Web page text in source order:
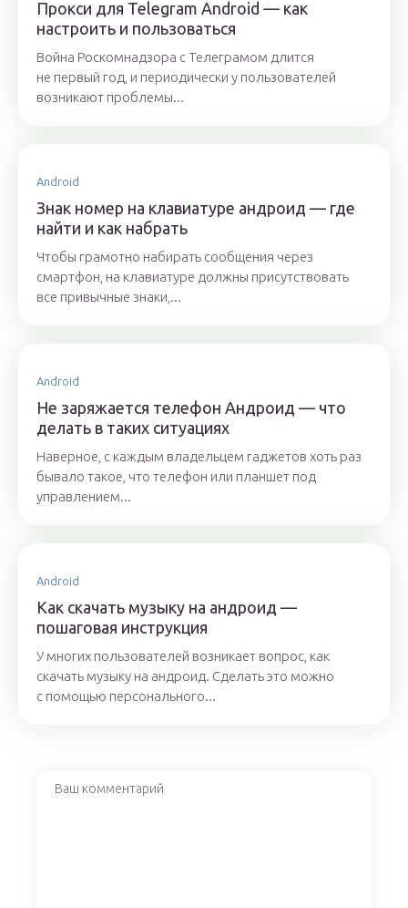
Прокси для Telegram Android — как
настроить и пользоваться
Война Роскомнадзора с Телеграмом длится
не первый год, и периодически у пользователей
возникают проблемы...
Android
Знак номер на клавиатуре андроид — где
найти и как набрать
Чтобы грамотно набирать сообщения через
смартфон, на клавиатуре должны присутствовать
все привычные знаки,...
Android
Не заряжается телефон Андроид — что
делать в таких ситуациях
Наверное, с каждым владельцем гаджетов хоть раз
бывало такое, что телефон или планшет под
управлением...
Android
Как скачать музыку на андроид —
пошаговая инструкция
У многих пользователей возникает вопрос, как
скачать музыку на андроид. Сделать это можно
с помощью персонального...